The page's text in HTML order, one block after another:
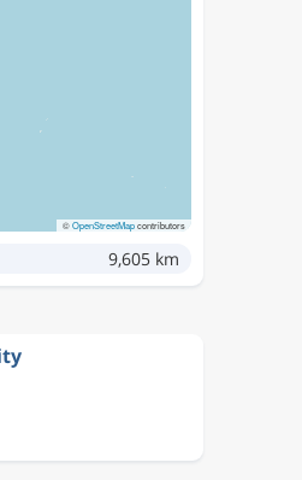
©OpenStreetMapcontributors
9,605 km